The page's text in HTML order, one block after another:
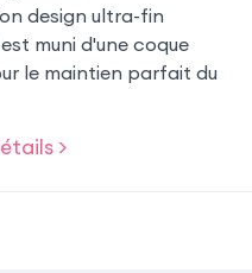
design ultra-fin
muni d'une coque
le maintien parfait du
>